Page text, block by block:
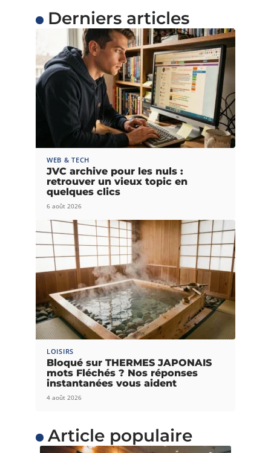
Derniers articles
WEB & TECH
JVC archive pour les nuls :
retrouver un vieux topic en
quelques clics
6 août 2026
LOISIRS
Bloqué sur THERMES JAPONAIS
mots Fléchés ? Nos réponses
instantanées vous aident
4 août 2026
Article populaire